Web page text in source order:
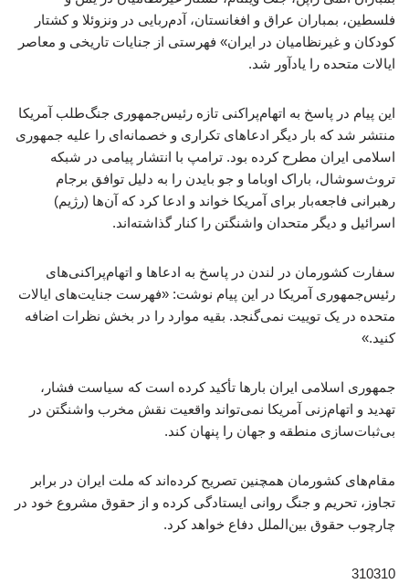
فلسطین، بمباران عراق و افغانستان، آدم‌ربایی در ونزوئلا و کشتار
کودکان و غیرنظامیان در ایران» فهرستی از جنایات تاریخی و معاصر
ایالات متحده را یادآور شد.
این پیام در پاسخ به اتهام‌پراکنی تازه رئیس‌جمهوری جنگ‌طلب آمریکا
منتشر شد که بار دیگر ادعاهای تکراری و خصمانه‌ای را علیه جمهوری
اسلامی ایران مطرح کرده بود. ترامپ با انتشار پیامی در شبکه
تروث‌سوشال، باراک اوباما و جو بایدن را به دلیل توافق برجام
رهبرانی فاجعه‌بار برای آمریکا خواند و ادعا کرد که آن‌ها (رژیم)
اسرائیل و دیگر متحدان واشنگتن را کنار گذاشته‌اند.
سفارت کشورمان در لندن در پاسخ به ادعاها و اتهام‌پراکنی‌های
رئیس‌جمهوری آمریکا در این پیام نوشت: «فهرست جنایت‌های ایالات
متحده در یک توییت نمی‌گنجد. بقیه موارد را در بخش نظرات اضافه
کنید.»
جمهوری اسلامی ایران بارها تأکید کرده است که سیاست فشار،
تهدید و اتهام‌زنی آمریکا نمی‌تواند واقعیت نقش مخرب واشنگتن در
بی‌ثبات‌سازی منطقه و جهان را پنهان کند.
مقام‌های کشورمان همچنین تصریح کرده‌اند که ملت ایران در برابر
تجاوز، تحریم و جنگ روانی ایستادگی کرده و از حقوق مشروع خود در
چارچوب حقوق بین‌الملل دفاع خواهد کرد.
310310